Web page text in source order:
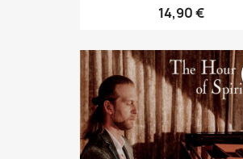
14,90 €